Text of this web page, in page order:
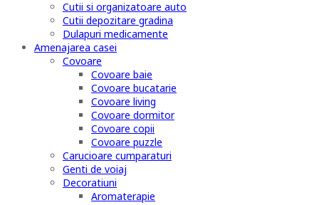
Cutii si organizatoare auto
Cutii depozitare gradina
Dulapuri medicamente
Amenajarea casei
Covoare
Covoare baie
Covoare bucatarie
Covoare living
Covoare dormitor
Covoare copii
Covoare puzzle
Carucioare cumparaturi
Genti de voiaj
Decoratiuni
Aromaterapie